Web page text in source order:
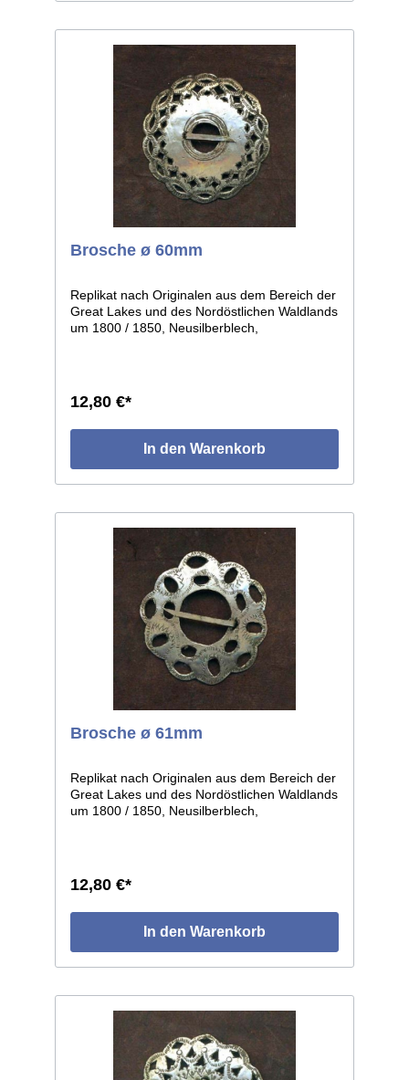
Brosche ø 60mm
Replikat nach Originalen aus dem Bereich der
Great Lakes und des Nordöstlichen Waldlands
um 1800 / 1850, Neusilberblech,
Handarbeit gefertigt. Größe: ø ca.60mm.
12,80 €*
In den Warenkorb
Brosche ø 61mm
Replikat nach Originalen aus dem Bereich der
Great Lakes und des Nordöstlichen Waldlands
um 1800 / 1850, Neusilberblech,
Handarbeit gefertigt. Größe: ø ca.61mm.
12,80 €*
In den Warenkorb